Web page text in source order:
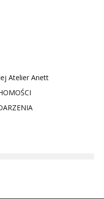
Atelier Anett